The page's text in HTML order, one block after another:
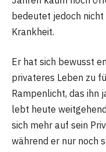
bedeutet jedoch
Krankheit.
Er hat sich bewusst
privateres Leben zu
Rampenlicht, das ihn
lebt heute
sich mehr auf sein
während er nur noch